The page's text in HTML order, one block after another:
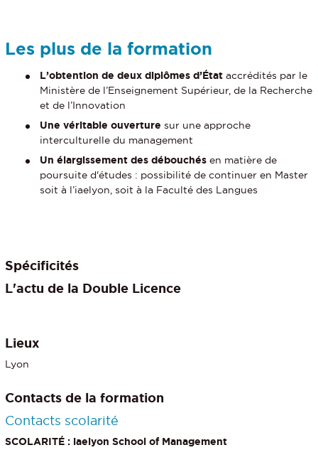
Les plus de la formation
L’obtention de deux diplômes d’État accrédités par le
Ministère de l’Enseignement Supérieur, de la Recherche
et de l’Innovation
Une véritable ouverture sur une approche
interculturelle du management
Un élargissement des débouchés en matière de
poursuite d'études : possibilité de continuer en Master
soit à l’iaelyon, soit à la Faculté des Langues
Spécificités
L'actu de la Double Licence
Lieux
Lyon
Contacts de la formation
Contacts scolarité
SCOLARITÉ : iaelyon School of Management